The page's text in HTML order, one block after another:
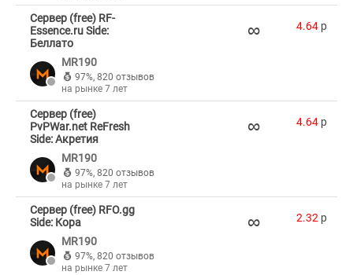
Сервер (free) RF-
Essence.ru Side:
Беллато
MR190
97%, 820 отзывов
на рынке 7 лет
∞ 4.64 p
Сервер (free)
PvPWar.net ReFresh
Side: Акретия
MR190
97%, 820 отзывов
на рынке 7 лет
∞ 4.64 p
Сервер (free) RFO.gg
Side: Кора
MR190
97%, 820 отзывов
на рынке 7 лет
∞ 2.32 p